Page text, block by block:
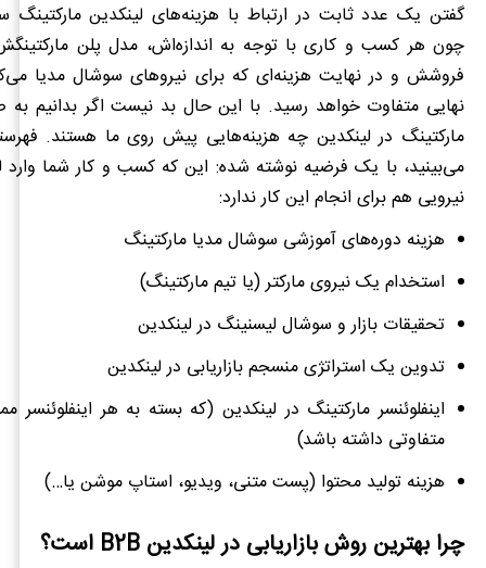
گفتن یک عدد ثابت در ارتباط با هزینه‌های لینکدین
چون هر کسب و کاری با توجه به اندازه‌اش، مدل پلن
فروشش و در نهایت هزینهای که برای نیروهای سوشال مدیا
نهایی متفاوت خواهد رسید. با این حال بد نیست اگر بدانیم به
مارکتینگ در لینکدین چه هزینههایی پیش روی ما هستند.
می‌بینید، با یک فرضیه نوشته شده: این که کسب و کار شما وارد
نیرویی هم برای انجام این کار ندارد:
هزینه دوره‌های آموزشی سوشال مدیا مارکتینگ
استخدام یک نیروی مارکتر (یا تیم مارکتینگ)
تحقیقات بازار و سوشال لیسنینگ در لینکدین
تدوین یک استراتژی منسجم بازاریابی در لینکدین
اینفلوئنسر مارکتینگ در لینکدین (که بسته به هر
متفاوتی داشته باشد)
هزینه تولید محتوا (پست متنی، ویدیو، استاپ موشن یا…)
چرا بهترین روش بازاریابی در لینکدین B2B است؟